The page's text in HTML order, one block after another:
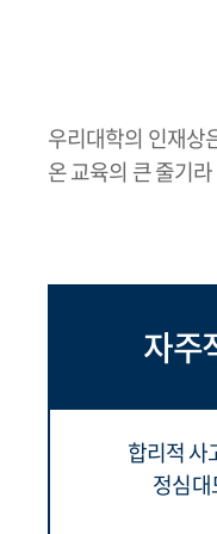
우리대학의 인재상
온 교육의 큰 줄기
자주
합리적 사
정심대